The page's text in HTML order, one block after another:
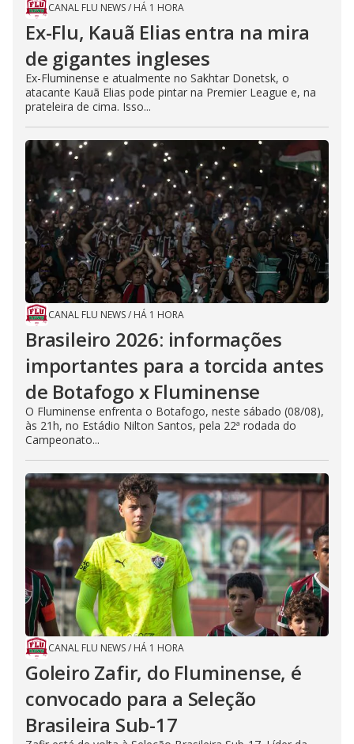
CANAL FLU NEWS/ HÁ 1 HORA
Ex-Flu, Kauã Elias entra na mira
de gigantes ingleses
Ex-Fluminense e atualmente no Sakhtar Donetsk, o
atacante Kauã Elias pode pintar na Premier League e, na
prateleira de cima. Isso...
CANAL FLU NEWS/ HÁ 1 HORA
Brasileiro 2026: informações
importantes para a torcida antes
de Botafogo x Fluminense
O Fluminense enfrenta o Botafogo, neste sábado (08/08),
às 21h, no Estádio Nilton Santos, pela 22ª rodada do
Campeonato...
CANAL FLU NEWS/ HÁ 1 HORA
Goleiro Zafir, do Fluminense, é
convocado para a Seleção
Brasileira Sub-17